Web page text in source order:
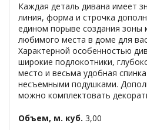
Каждая деталь дивана имеет
линия, форма и строчка
едином порыве создания зоны
любимого места в доме для
Характерной особенностью
широкие подлокотники,
место и весьма удобная
несъемными подушками.
можно комплектовать
Объем, м. куб. 3,00